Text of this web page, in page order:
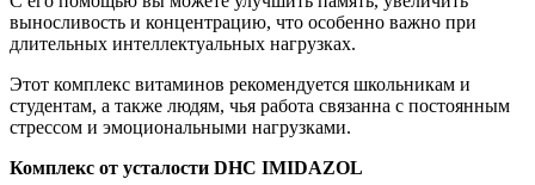
выносливость и концентрацию, что особенно важно при
длительных интеллектуальных нагрузках.
Этот комплекс витаминов рекомендуется школьникам и
студентам, а также людям, чья работа связанна с постоянным
стрессом и эмоциональными нагрузками.
Комплекс от усталости DHC IMIDAZOL